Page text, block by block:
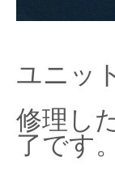
ユニッ
修理し
了です。